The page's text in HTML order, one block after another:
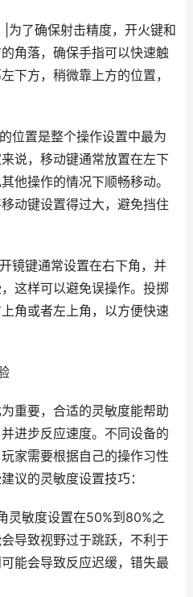
为了确保射击精度，开火键和
角落，确保手指可以快速触
下方，稍微靠上方的位置，
位置是整个操作设置中最为
说，移动键通常放置在左下
他操作的情况下顺畅移动。
动键设置得过大，避免挡住
镜键通常设置在右下角，并
这样可以避免误操作。投掷
角或者左上角，以方便快速
重要，合适的灵敏度能帮助
进步反应速度。不同设备的
家需要根据自己的操作习性
议的灵敏度设置技巧：
灵敏度设置在50%到80%之
导致视野过于跳跃，不利于
能会导致反应迟缓，错失最